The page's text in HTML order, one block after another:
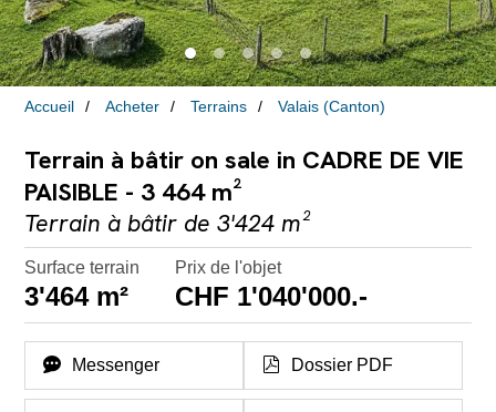
Accueil Acheter Terrains Valais (Canton)
Terrain à bâtir on sale in CADRE DE VIE
PAISIBLE - 3 464 m²
Terrain à bâtir de 3'424 m²
Surface terrain
3'464 m²
Prix de l'objet
CHF 1'040'000.-
Messenger Dossier PDF